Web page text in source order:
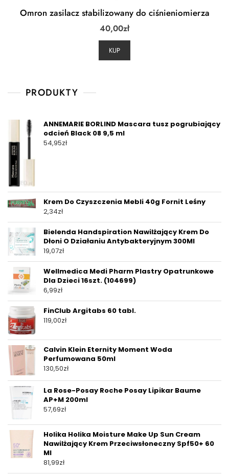
Omron zasilacz stabilizowany do ciśnieniomierza
40,00zł
KUP
PRODUKTY
ANNEMARIE BORLIND Mascara tusz pogrubiający
odcień Black 08 9,5 ml
54,95zł
Krem Do Czyszczenia Mebli 40g Fornit Leśny
2,34zł
Bielenda Handspiration Nawilżający Krem Do
Dłoni O Działaniu Antybakteryjnym 300Ml
19,07zł
Wellmedica Medi Pharm Plastry Opatrunkowe
Dla Dzieci 16szt. (104699)
6,99zł
FinClub Argitabs 60 tabl.
119,00zł
Calvin Klein Eternity Moment Woda
Perfumowana 50ml
130,50zł
La Rose-Posay Roche Posay Lipikar Baume
AP+M 200ml
57,69zł
Holika Holika Moisture Make Up Sun Cream
Nawilżający Krem Przeciwsłoneczny Spf50+ 60
Ml
81,99zł